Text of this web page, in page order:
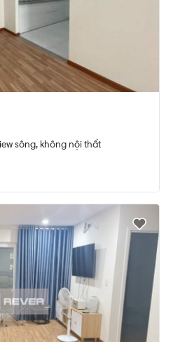
sông, không nội thất